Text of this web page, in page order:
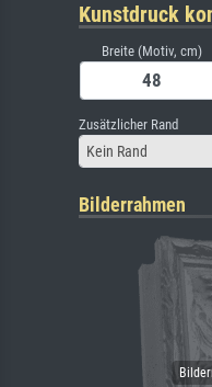
Kunstdruck
Breite (Motiv, cm)
Zusätzlicher Rand
Kein Rand
Bilderrahmen